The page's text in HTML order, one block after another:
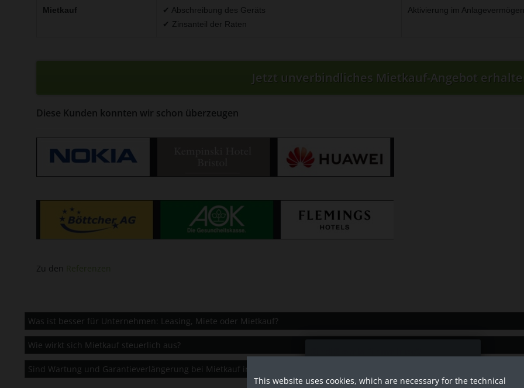
Mietkauf
✔ Abschreibung des Geräts
✔ Zinsanteil der Raten
Aktivierung im
Jetzt unverbindliches Mietkauf-Angebot
Diese Kunden konnten wir schon überzeugen
Zu den Referenzen
Was ist besser für Unternehmen: Leasing, Miete oder Mietkauf?
Wie wirkt sich Mietkauf steuerlich aus?
Sind Wartung und Garantieverlängerung bei Mietkauf inklusive?
This website uses cookies, which are necessary for the technical
Dies ist ein Händler Shop, Preise